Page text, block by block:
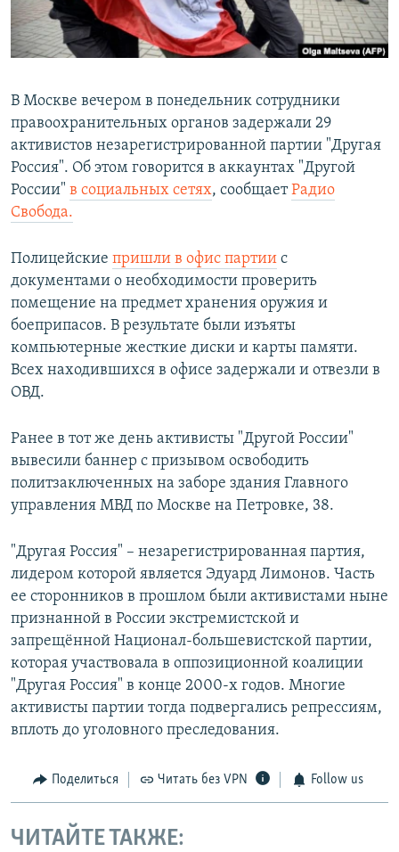
ПОБЕДИТЕЛЕЙ НЕ СУДЯТ?
КРЫМ.НЕПОКОРЕННЫЙ
УКРАИНСКАЯ ПРОБЛЕМА КРЫМА
ПРИСОЕДИНЯЙТЕСЬ!
Все сайты RFE/RL
В Москве вечером в понедельник сотрудники
правоохранительных органов задержали 29
активистов незарегистрированной партии "Другая
Россия". Об этом говорится в аккаунтах "Другой
России" в социальных сетях, сообщаетРадио
Свобода.
Полицейские пришли в офис партии с
документами о необходимости проверить
помещение на предмет хранения оружия и
боеприпасов. В результате были изъяты
компьютерные жесткие диски и карты памяти.
Всех находившихся в офисе задержали и отвезли в
ОВД.
Ранее в тот же день активисты "Другой России"
вывесили баннер с призывом освободить
политзаключенных на заборе здания Главного
управления МВД по Москве на Петровке, 38.
"Другая Россия" – незарегистрированная партия,
лидером которой является Эдуард Лимонов. Часть
ее сторонников в прошлом были активистами ныне
признанной в России экстремистской и
запрещённой Национал-большевистской партии,
которая участвовала в оппозиционной коалиции
"Другая Россия" в конце 2000-х годов. Многие
активисты партии тогда подвергались репрессиям,
вплоть до уголовного преследования.
Поделиться Читать без VPN Follow us
ЧИТАЙТЕ ТАКЖЕ: